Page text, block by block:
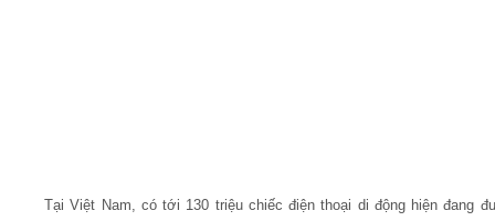
Tại Việt Nam, có tới 130 triệu chiếc điện thoại di động hiện đang